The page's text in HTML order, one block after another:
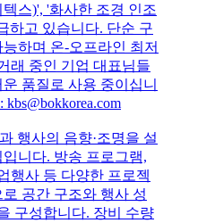
스)', '화사한 조경 인조
하고 있습니다. 단순 구
하며 온-오프라인 최저
래 중인 기업 대표님들
품질로 사용 중이십니
행사의 음향·조명을 설
니다. 방송 프로그램,
행사 등 다양한 프로젝
공간 구조와 행사 성
구성합니다. 장비 수량